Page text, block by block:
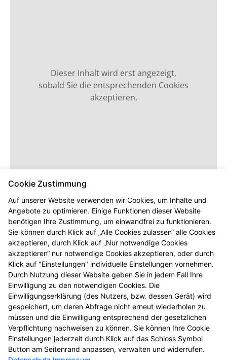
Dieser Inhalt wird erst angezeigt,
sobald Sie die entsprechenden Cookies
akzeptieren.
Cookie Zustimmung
Auf unserer Website verwenden wir Cookies, um Inhalte und
Angebote zu optimieren. Einige Funktionen dieser Website
benötigen Ihre Zustimmung, um einwandfrei zu funktionieren.
Sie können durch Klick auf „Alle Cookies zulassen“ alle Cookies
akzeptieren, durch Klick auf „Nur notwendige Cookies
akzeptieren“ nur notwendige Cookies akzeptieren, oder durch
Klick auf "Einstellungen" individuelle Einstellungen vornehmen.
Durch Nutzung dieser Website geben Sie in jedem Fall Ihre
Einwilligung zu den notwendigen Cookies. Die
Einwilligungserklärung (des Nutzers, bzw. dessen Gerät) wird
gespeichert, um deren Abfrage nicht erneut wiederholen zu
müssen und die Einwilligung entsprechend der gesetzlichen
Verpflichtung nachweisen zu können. Sie können Ihre Cookie
Einstellungen jederzeit durch Klick auf das Schloss Symbol
Button am Seitenrand anpassen, verwalten und widerrufen.